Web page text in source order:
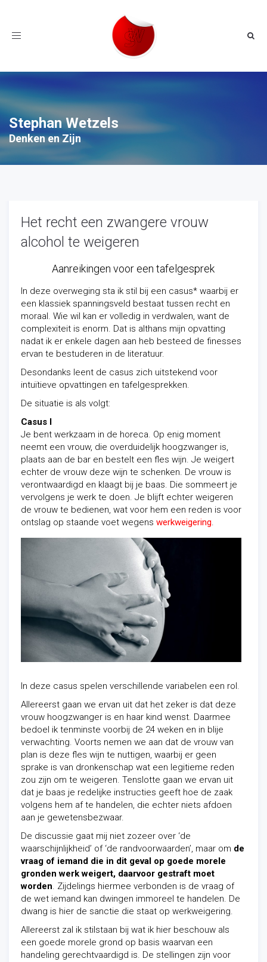
Toggle
Stephan Wetzels
Denken en Zijn
Het recht een zwangere vrouw
alcohol te weigeren
Aanreikingen voor een tafelgesprek
In deze overweging sta ik stil bij een casus* waarbij er
een klassiek spanningsveld bestaat tussen recht en
moraal. Wie wil kan er volledig in verdwalen, want de
complexiteit is enorm. Dat is althans mijn opvatting
nadat ik er enkele dagen aan heb besteed de finesses
ervan te bestuderen in de literatuur.
Desondanks leent de casus zich uitstekend voor
intuïtieve opvattingen en tafelgesprekken.
De situatie is als volgt:
Casus I
Je bent werkzaam in de horeca. Op enig moment
neemt een vrouw, die overduidelijk hoogzwanger is,
plaats aan de bar en bestelt een fles wijn. Je weigert
echter de vrouw deze wijn te schenken. De vrouw is
verontwaardigd en klaagt bij je baas. Die sommeert je
vervolgens je werk te doen. Je blijft echter weigeren
de vrouw te bedienen, wat voor hem een reden is voor
ontslag op staande voet wegens werkweigering.
In deze casus spelen verschillende variabelen een rol.
Allereerst gaan we ervan uit dat het zeker is dat deze
vrouw hoogzwanger is en haar kind wenst. Daarmee
bedoel ik tenminste voorbij de 24 weken en in blije
verwachting. Voorts nemen we aan dat de vrouw van
plan is deze fles wijn te nuttigen, waarbij er geen
sprake is van dronkenschap wat een legitieme reden
zou zijn om te weigeren. Tenslotte gaan we ervan uit
dat je baas je redelijke instructies geeft hoe de zaak
volgens hem af te handelen, die echter niets afdoen
aan je gewetensbezwaar.
De discussie gaat mij niet zozeer over ‘de
waarschijnlijkheid’ of ‘de randvoorwaarden’, maar om de
vraag of iemand die in dit geval op goede morele
gronden werk weigert, daarvoor gestraft moet
worden. Zijdelings hiermee verbonden is de vraag of
de wet iemand kan dwingen immoreel te handelen. De
dwang is hier de sanctie die staat op werkweigering.
Allereerst zal ik stilstaan bij wat ik hier beschouw als
een goede morele grond op basis waarvan een
handeling gerechtvaardigd is. De stellingen zijn voor